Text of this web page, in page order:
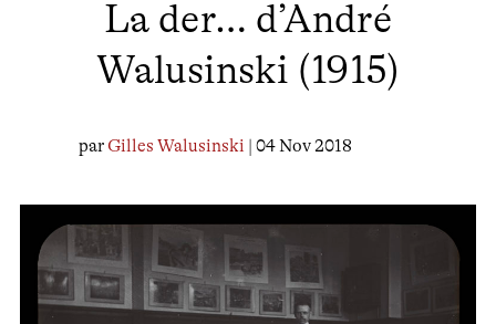
La der… d’André
Walusinski (1915)
parGilles Walusinski | 04 Nov 2018